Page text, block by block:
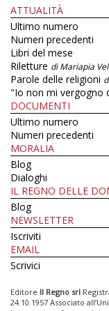
ATTUALITÀ
Ultimo numero
Numeri precedenti
Libri del mese
Riletture di Mariapia
Parole delle religioni
"Io non mi vergogno
DOCUMENTI
Ultimo numero
Numeri precedenti
MORALIA
Blog
Dialoghi
IL REGNO DELLE
Blog
NEWSLETTER
Iscriviti
EMAIL
Scrivici
Editore Il Regno srl
24.10.1957 Associato